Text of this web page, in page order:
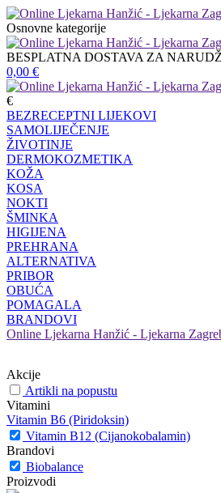
Osnovne kategorije
BESPLATNA DOSTAVA ZA
0,00 €
€
BEZRECEPTNI LIJEKOVI
SAMOLIJEČENJE
ŽIVOTINJE
DERMOKOZMETIKA
KOŽA
KOSA
NOKTI
ŠMINKA
HIGIJENA
PREHRANA
ALTERNATIVA
PRIBOR
OBUĆA
POMAGALA
BRANDOVI
Online Ljekarna Hanžić - Ljekarna
Akcije
Artikli na popustu
Vitamini
Vitamin B6 (Piridoksin)
Vitamin B12 (Cijanokobalamin)
Brandovi
Biobalance
Proizvodi